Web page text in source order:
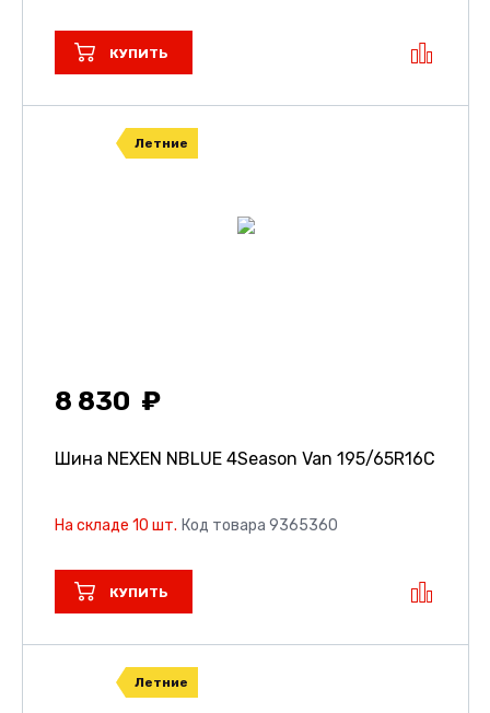
КУПИТЬ
Летние
8 830
Шина NEXEN NBLUE 4Season Van 195/65R16C
На складе 10 шт. Код товара 9365360
КУПИТЬ
Летние